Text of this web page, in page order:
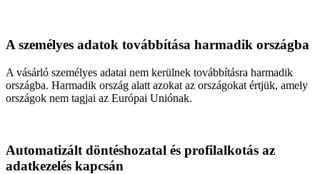
A személyes adatok továbbítása harmadik országba
A vásárló személyes adatai nem kerülnek továbbításra harmadik
országba. Harmadik ország alatt azokat az országokat értjük, amely
országok nem tagjai az Európai Uniónak.
Automatizált döntéshozatal és profilalkotás az
adatkezelés kapcsán